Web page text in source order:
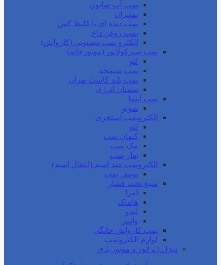
پمپ آب صابون
پمپیران
پمپ دنده ای یا غلیظ کش
پمپ روغن داغ
الکترو پمپ پیستونی (کارواش)
پمپ سیرکولاتور (موتورخانه)
لئو
پمپ شیمجه
پمپ بلند کاست تهران
سمنان انرژی
پمپ آبنما
سوبو
الکتروپمپ استخری
لئو
کیهان پمپ
مک پمپ
بهار پمپ
الکتروپمپ ضد اسید (انتقال اسید)
پویش پمپ
منبع تحت فشار
امرا
هاماک
لیدو
واتس
پمپ کارواش خانگی
لوازم الکتروپمپ
دیزل ژنراتور و موتور برق